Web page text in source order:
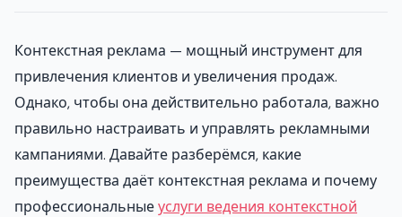
Контекстная реклама — мощный инструмент для
привлечения клиентов и увеличения продаж.
Однако, чтобы она действительно работала, важно
правильно настраивать и управлять рекламными
кампаниями. Давайте разберёмся, какие
преимущества даёт контекстная реклама и почему
профессиональныеуслуги ведения контекстной